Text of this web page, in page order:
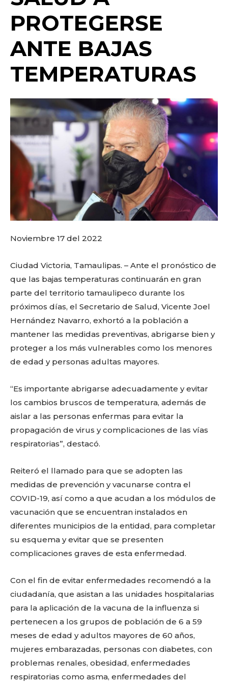
k
PROTEGERSE
ANTE BAJAS
TEMPERATURAS
Noviembre 17 del 2022
Ciudad Victoria, Tamaulipas. – Ante el pronóstico de
que las bajas temperaturas continuarán en gran
parte del territorio tamaulipeco durante los
próximos días, el Secretario de Salud, Vicente Joel
Hernández Navarro, exhortó a la población a
mantener las medidas preventivas, abrigarse bien y
proteger a los más vulnerables como los menores
de edad y personas adultas mayores.
“Es importante abrigarse adecuadamente y evitar
los cambios bruscos de temperatura, además de
aislar a las personas enfermas para evitar la
propagación de virus y complicaciones de las vías
respiratorias”, destacó.
Reiteró el llamado para que se adopten las
medidas de prevención y vacunarse contra el
COVID-19, así como a que acudan a los módulos de
vacunación que se encuentran instalados en
diferentes municipios de la entidad, para completar
su esquema y evitar que se presenten
complicaciones graves de esta enfermedad.
Con el fin de evitar enfermedades recomendó a la
ciudadanía, que asistan a las unidades hospitalarias
para la aplicación de la vacuna de la influenza si
pertenecen a los grupos de población de 6 a 59
meses de edad y adultos mayores de 60 años,
mujeres embarazadas, personas con diabetes, con
problemas renales, obesidad, enfermedades
respiratorias como asma, enfermedades del